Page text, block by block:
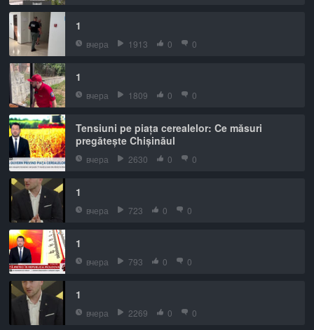
1
вчера 1913 0 0
1
вчера 1809 0 0
Tensiuni pe piața cerealelor: Ce măsuri
pregătește Chișinăul
вчера 2630 0 0
1
вчера 723 0 0
1
вчера 793 0 0
1
вчера 2269 0 0